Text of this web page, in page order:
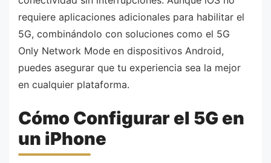
requiere aplicaciones adicionales para habilitar el
5G, combinándolo con soluciones como el 5G
Only Network Mode en dispositivos Android,
puedes asegurar que tu experiencia sea la mejor
en cualquier plataforma.
Cómo Configurar el 5G en
un iPhone